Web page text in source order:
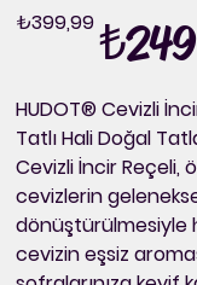
fiyat
₺399,99
fiyat
HUDOT® Cevizli
Tatlı Hali Doğal
Cevizli İncir Reçeli,
cevizlerin
dönüştürülmesiyle
cevizin eşsiz